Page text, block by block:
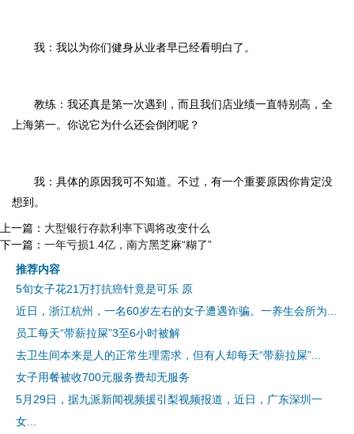
我：我以为你们健身从业者早已经看明白了。
教练：我还真是第一次遇到，而且我们店业绩一直特别高，全
上海第一。你说它为什么还会倒闭呢？
我：具体的原因我可不知道。不过，有一个重要原因你肯定没
想到。
上一篇： 大型银行存款利率下调将改变什么
下一篇： 一年亏损1.4亿，南方黑芝麻“糊了”
推荐内容
5旬女子花21万打抗癌针竟是可乐 原
近日，浙江杭州，一名60岁左右的女子遭遇诈骗。一养生会所为...
员工每天“带薪拉屎”3至6小时被解
去卫生间本来是人的正常生理需求，但有人却每天“带薪拉屎”...
女子用餐被收700元服务费却无服务
5月29日，据九派新闻视频援引梨视频报道，近日，广东深圳一
女...